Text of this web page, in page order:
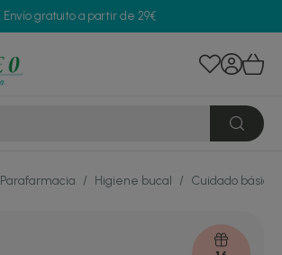
Envío gratuito a partir de 29€
Parafarmacia / Higiene bucal / Cuidado básico